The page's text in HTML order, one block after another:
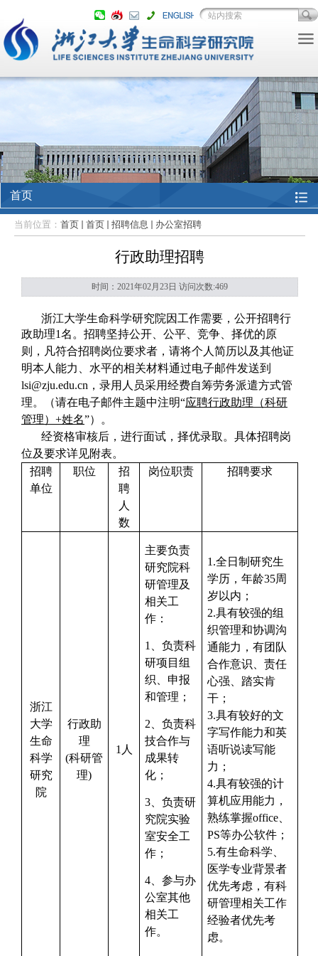
首页
当前位置： 首页 首页 招聘信息 办公室招聘
行政助理招聘
时间：2021年02月23日 访问次数:469
浙江大学生命科学研究院因工作需要，公开招聘行
政助理1名。招聘坚持公开、公平、竞争、择优的原
则，凡符合招聘岗位要求者，请将个人简历以及其他证
明本人能力、水平的相关材料通过电子邮件发送到
lsi@zju.edu.cn，录用人员采用经费自筹劳务派遣方式管
理。（请在电子邮件主题中注明“应聘行政助理 （科研
管理） +姓名”）。
经资格审核后，进行面试，择优录取。具体招聘岗
位及要求详见附表。
招聘
单位
职位
招
聘
人
数
岗位职责 招聘要求
浙江
大学
生命
科学
研究
院
行政助
理
(科研管
理)
1人
主要负责
研究院科
研管理及
相关工
作：
1、负责科
研项目组
织、申报
和管理；
2、负责科
技合作与
成果转
化；
3、负责研
究院实验
室安全工
作；
4、参与办
公室其他
相关工
作。
1.全日制研究生
学历，年龄35周
岁以内；
2.具有较强的组
织管理和协调沟
通能力，有团队
合作意识、责任
心强、踏实肯
干；
3.具有较好的文
字写作能力和英
语听说读写能
力；
4.具有较强的计
算机应用能力，
熟练掌握office、
PS等办公软件；
5.有生命科学、
医学专业背景者
优先考虑，有科
研管理相关工作
经验者优先考
虑。